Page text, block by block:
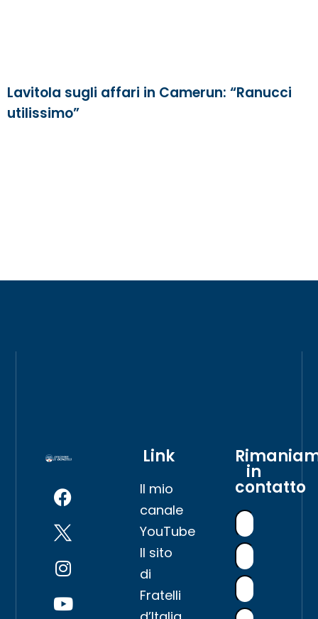
Lavitola sugli affari in Camerun: “Ranucci
utilissimo”
Link
Il mio
canale
YouTube
Il sito
di
Fratelli
in
contatto